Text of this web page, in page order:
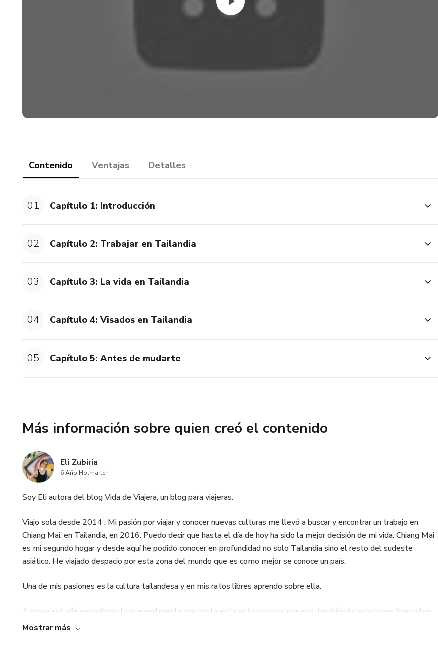
Contenido Ventajas Detalles
01 Capítulo 1: Introducción
02 Capítulo 2: Trabajar en Tailandia
03 Capítulo 3: La vida en Tailandia
04 Capítulo 4: Visados en Tailandia
05 Capítulo 5: Antes de mudarte
Más información sobre quien creó el contenido
Eli Zubiria
6 Año Hotmarter
Soy Eli autora del blog Vida de Viajera, un blog para viajeras.
Viajo sola desde 2014 . Mi pasión por viajar y conocer nuevas culturas me llevó a buscar y encontrar un trabajo en
Chiang Mai, en Tailandia, en 2016. Puedo decir que hasta el día de hoy ha sido la mejor decisión de mi vida. Chiang Mai
es mi segundo hogar y desde aquí he podido conocer en profundidad no solo Tailandia sino el resto del sudeste
asiático. He viajado despacio por esta zona del mundo que es como mejor se conoce un país.
Una de mis pasiones es la cultura tailandesa y en mis ratos libres aprendo sobre ella.
Aunque estudié periodismo lo que realmente me gusta es la antropología. por eso, también intento investigar sobre
las tribus del sudeste asiático. Soy como me gusta definirme una antropóloga disfrazada de periodista.
Mostrar más